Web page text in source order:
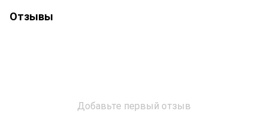
Отзывы
Добавьте первый отзыв